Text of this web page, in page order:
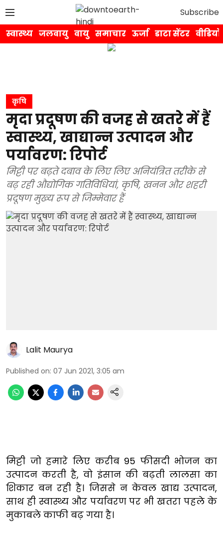
Subscribe
स्वास्थ्य जलवायु वायु समाचार ऊर्जा डाटा सेंटर वीडियो
कृषि
मृदा प्रदूषण की वजह से खतरे में हैं
स्वास्थ्य, खाद्यान्न उत्पादन और
पर्यावरण: रिपोर्ट
मिट्टी पर बढ़ते दबाव के लिए लिए अनियंत्रित तरीके से
बढ़ रही औद्योगिक गतिविधियां, कृषि, खनन और शहरी
प्रदूषण मुख्य रूप से जिम्मेवार हैं
Lalit Maurya
Published on: 07 Jun 2021, 3:05 am
मिट्टी जो हमारे लिए करीब 95 फीसदी भोजन का
उत्पादन करती है, वो इंसान की बढ़ती लालसा का
शिकार बन रही है। जिससे न केवल खाद्य उत्पादन,
साथ ही स्वास्थ्य और पर्यावरण पर भी खतरा पहले के
मुकाबले काफी बढ़ गया है।